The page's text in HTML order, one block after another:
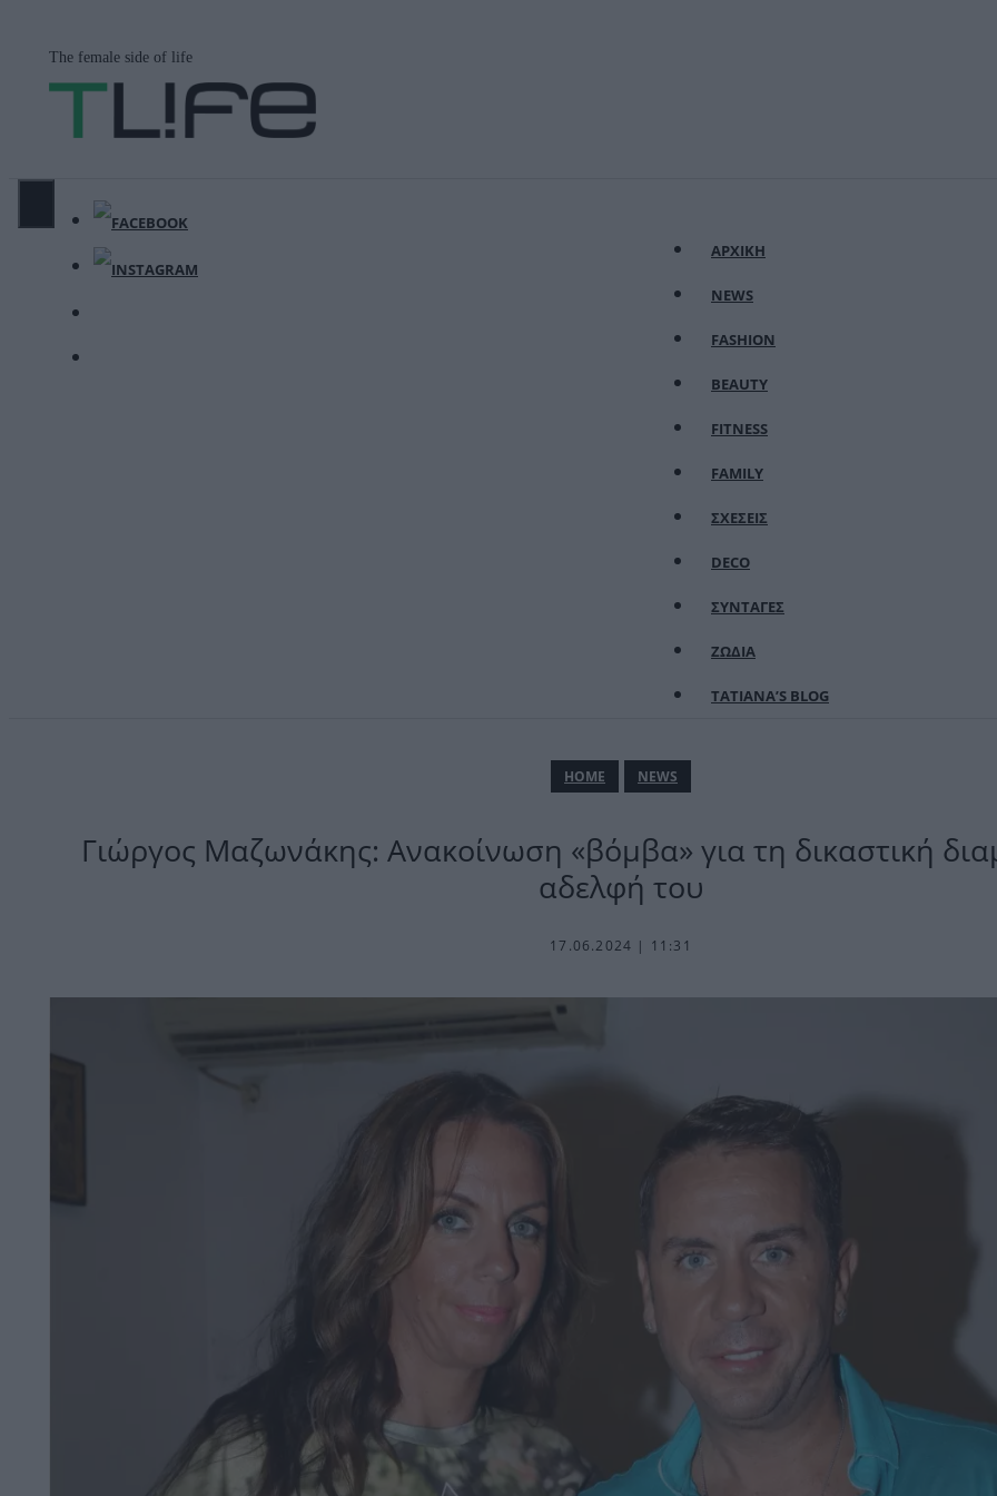
περιεχόμενο
The female side of life
ΑΡΧΙΚΗ
NEWS
FASHION
BEAUTY
FITNESS
FAMILY
ΣΧΕΣΕΙΣ
DECO
ΣΥΝΤΑΓΕΣ
ΖΩΔΙΑ
TATIANA’S BLOG
ΗΟΜΕ NEWS
Γιώργος Μαζωνάκης: Ανακοίνωση «βόμβα» για τη δικαστική
αδελφή του
17.06.2024 | 11:31